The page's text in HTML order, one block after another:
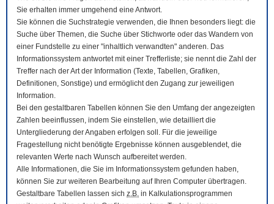
Sie erhalten immer umgehend eine Antwort.
Sie können die Suchstrategie verwenden, die Ihnen besonders liegt: die
Suche über Themen, die Suche über Stichworte oder das Wandern von
einer Fundstelle zu einer "inhaltlich verwandten" anderen. Das
Informationssystem antwortet mit einer Trefferliste; sie nennt die Zahl der
Treffer nach der Art der Information (Texte, Tabellen, Grafiken,
Definitionen, Sonstige) und ermöglicht den Zugang zur jeweiligen
Information.
Bei den gestaltbaren Tabellen können Sie den Umfang der angezeigten
Zahlen beeinflussen, indem Sie einstellen, wie detailliert die
Untergliederung der Angaben erfolgen soll. Für die jeweilige
Fragestellung nicht benötigte Ergebnisse können ausgeblendet, die
relevanten Werte nach Wunsch aufbereitet werden.
Alle Informationen, die Sie im Informationssystem gefunden haben,
können Sie zur weiteren Bearbeitung auf Ihren Computer übertragen.
Gestaltbare Tabellen lassen sich z.B. in Kalkulationsprogrammen